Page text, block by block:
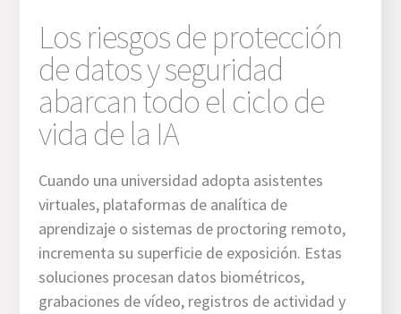
Los riesgos de protección
de datos y seguridad
abarcan todo el ciclo de
vida de la IA
Cuando una universidad adopta asistentes
virtuales, plataformas de analítica de
aprendizaje o sistemas de proctoring remoto,
incrementa su superficie de exposición. Estas
soluciones procesan datos biométricos,
grabaciones de vídeo, registros de actividad y